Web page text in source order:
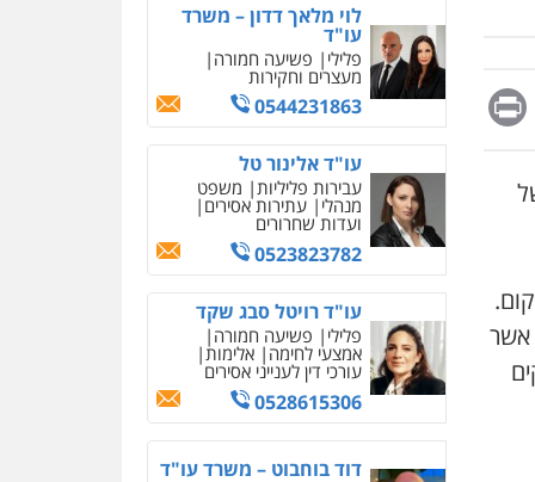
Message
Print
אשר
לוי מלאך דדון – משרד
עו"ד
פלילי פשיעה חמורה
מעצרים וחקירות
0544231863
עו"ד אלינור טל
עבירות פליליות משפט
מנהלי עתירות אסירים
ועדות שחרורים
0523823782
עו"ד רויטל סבג שקד
פלילי פשיעה חמורה
אמצעי לחימה אלימות
עורכי דין לענייני אסירים
0528615306
דוד בוחבוט – משרד עו"ד
איומים כתובים
תושב סכנין חשוד ששלח הודעות
מאיימות לעורך דין מקומי
אבי שקד מונה
כחבר ועדת איסור הלבנת הון
בלשכת עורכי הדין